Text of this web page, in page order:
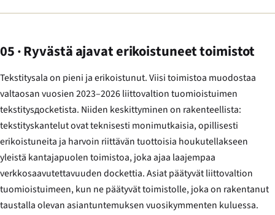
05 · Ryvästä ajavat erikoistuneet toimistot
Tekstitysala on pieni ja erikoistunut. Viisi toimistoa muodostaa
valtaosan vuosien 2023–2026 liittovaltion tuomioistuimen
tekstitysдocketista. Niiden keskittyminen on rakenteellista:
tekstityskantelut ovat teknisesti monimutkaisia, opillisesti
erikoistuneita ja harvoin riittävän tuottoisia houkutellakseen
yleistä kantajapuolen toimistoa, joka ajaa laajempaa
verkkosaavutettavuuden dockettia. Asiat päätyvät liittovaltion
tuomioistuimeen, kun ne päätyvät toimistolle, joka on rakentanut
taustalla olevan asiantuntemuksen vuosikymmenten kuluessa.